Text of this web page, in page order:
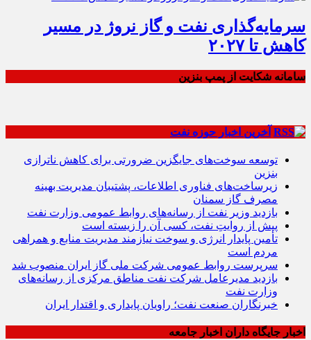
سرمایه‌گذاری نفت و گاز نروژ در مسیر
کاهش تا ۲۰۲۷
سامانه شکایت از پمپ بنزین
آخرین اخبار حوزه نفت
توسعه سوخت‌های جایگزین ضرورتی برای کاهش ناترازی
بنزین
زیرساخت‌های فناوری اطلاعات، پشتیبان مدیریت بهینه
مصرف گاز سمنان
بازدید وزیر نفت از رسانه‌های روابط عمومی وزارت نفت
پیش از روایتِ نفت، کسی آن را زیسته است
تأمین پایدار انرژی و سوخت نیازمند مدیریت منابع و همراهی
مردم است
سرپرست روابط عمومی شرکت ملی گاز ایران منصوب شد
بازدید مدیرعامل شرکت نفت مناطق مرکزی از رسانه‌های
وزارت نفت
خبرنگاران صنعت نفت؛ راویان پایداری و اقتدار ایران
اخبار جایگاه داران اخبار جامعه